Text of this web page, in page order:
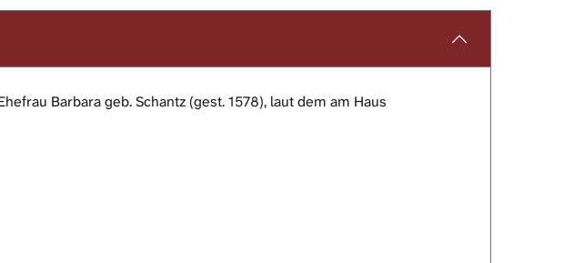
Barbara geb. Schantz (gest. 1578), laut dem am Haus